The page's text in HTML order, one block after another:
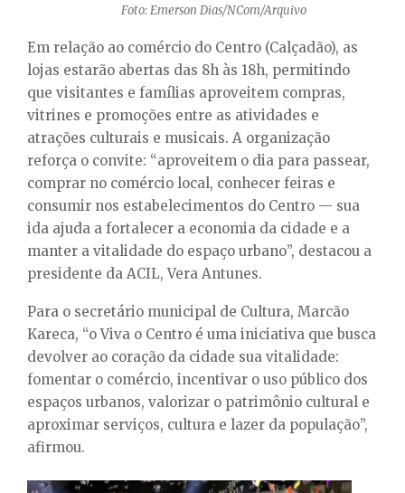
Foto: Emerson Dias/NCom/Arquivo
Em relação ao comércio do Centro (Calçadão), as
lojas estarão abertas das 8h às 18h, permitindo
que visitantes e famílias aproveitem compras,
vitrines e promoções entre as atividades e
atrações culturais e musicais. A organização
reforça o convite: “aproveitem o dia para passear,
comprar no comércio local, conhecer feiras e
consumir nos estabelecimentos do Centro — sua
ida ajuda a fortalecer a economia da cidade e a
manter a vitalidade do espaço urbano”, destacou a
presidente da ACIL, Vera Antunes.
Para o secretário municipal de Cultura, Marcão
Kareca, “o Viva o Centro é uma iniciativa que busca
devolver ao coração da cidade sua vitalidade:
fomentar o comércio, incentivar o uso público dos
espaços urbanos, valorizar o patrimônio cultural e
aproximar serviços, cultura e lazer da população”,
afirmou.